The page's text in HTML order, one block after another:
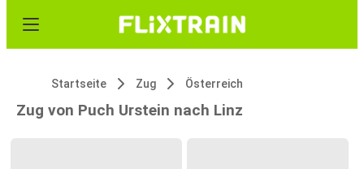
Startseite Zug Österreich
Zug von Puch Urstein nach Linz